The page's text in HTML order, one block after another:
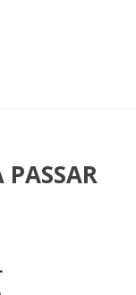
PASSAR